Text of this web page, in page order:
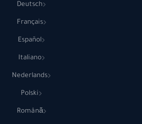
Deutsch
Français
Español
Italiano
Nederlands
Polski
Română